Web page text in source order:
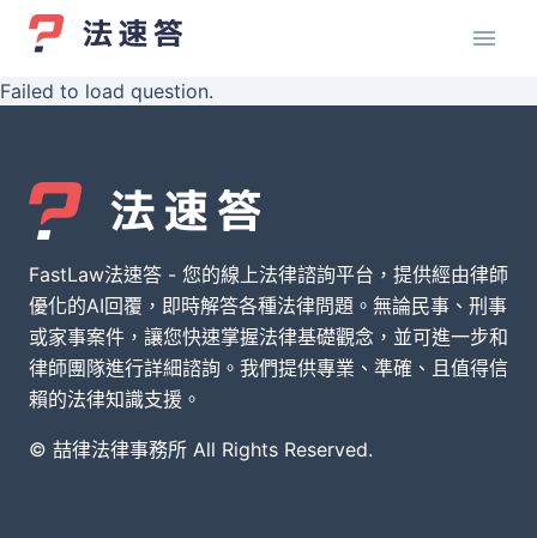
Failed to load question.
FastLaw法速答 - 您的線上法律諮詢平台，提供經由律師
優化的AI回覆，即時解答各種法律問題。無論民事、刑事
或家事案件，讓您快速掌握法律基礎觀念，並可進一步和
律師團隊進行詳細諮詢。我們提供專業、準確、且值得信
賴的法律知識支援。
© 喆律法律事務所 All Rights Reserved.